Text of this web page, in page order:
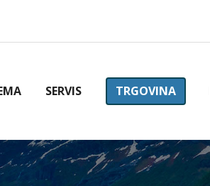
SERVIS TRGOVINA